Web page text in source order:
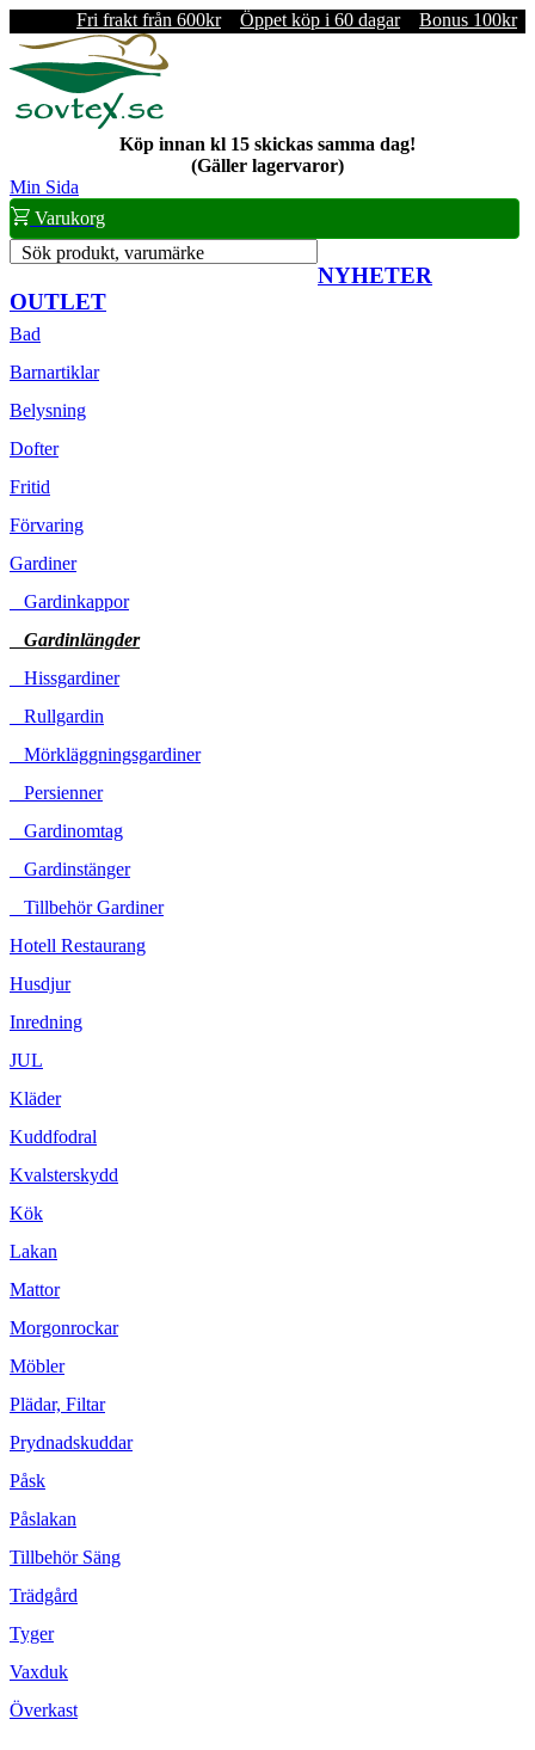
Fri frakt från 600kr Öppet köp i 60 dagar Bonus 100kr
Köp innan kl 15 skickas samma dag!
(Gäller lagervaror)
Min Sida
Varukorg
Sök produkt, varumärke
NYHETER
OUTLET
Bad
Barnartiklar
Belysning
Dofter
Fritid
Förvaring
Gardiner
Gardinkappor
Gardinlängder
Hissgardiner
Rullgardin
Mörkläggningsgardiner
Persienner
Gardinomtag
Gardinstänger
Tillbehör Gardiner
Hotell Restaurang
Husdjur
Inredning
JUL
Kläder
Kuddfodral
Kvalsterskydd
Kök
Lakan
Mattor
Morgonrockar
Möbler
Plädar, Filtar
Prydnadskuddar
Påsk
Påslakan
Tillbehör Säng
Trädgård
Tyger
Vaxduk
Överkast